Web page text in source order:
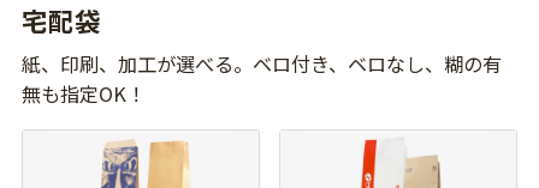
宅配袋
紙、印刷、加工が選べる。ベロ付き、ベロなし、糊の有
無も指定OK！